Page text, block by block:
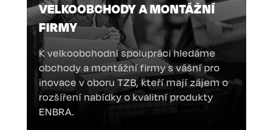
VELKOOBCHODY A MONTÁŽNÍ
FIRMY
K velkoobchodní spolupráci hledáme
obchody a montážní firmy s vášní pro
inovace v oboru TZB, kteří mají zájem o
rozšíření nabídky o kvalitní produkty
ENBRA.